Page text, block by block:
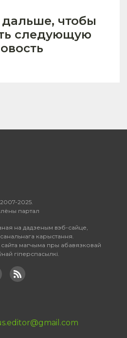
дальше, чтобы
следующую
2025.
партал
на дадзеным вэб-сайце,
карыстання.
магчыма пры абавязковай
гіперспасылкі.